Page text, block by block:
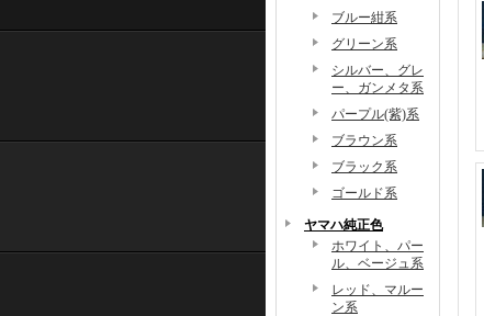
ブルー紺系
グリーン系
シルバー、グレ
ー、ガンメタ系
パープル(紫)系
ブラウン系
ブラック系
ゴールド系
ヤマハ純正色
ホワイト、パー
ル、ベージュ系
レッド、マルー
ン系